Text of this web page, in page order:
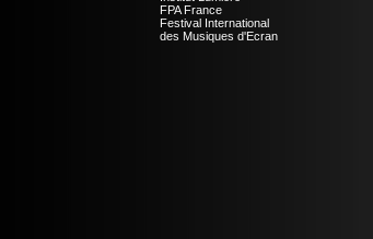
FPA France
Festival International
des Musiques d'Ecran